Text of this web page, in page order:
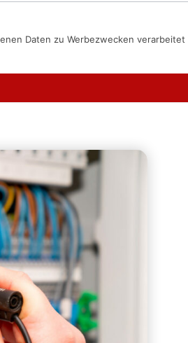
Daten zu Werbezwecken